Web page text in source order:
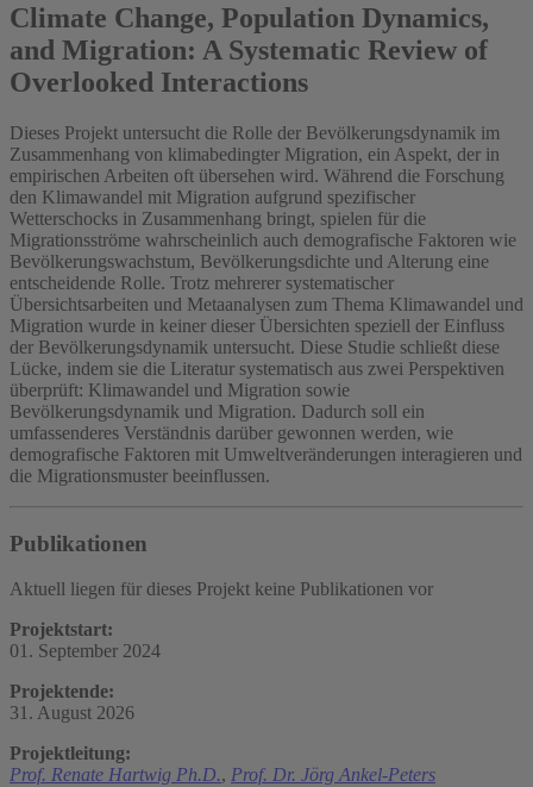
Climate Change, Population Dynamics,
and Migration: A Systematic Review of
Overlooked Interactions
Dieses Projekt untersucht die Rolle der Bevölkerungsdynamik im
Zusammenhang von klimabedingter Migration, ein Aspekt, der in
empirischen Arbeiten oft übersehen wird. Während die Forschung
den Klimawandel mit Migration aufgrund spezifischer
Wetterschocks in Zusammenhang bringt, spielen für die
Migrationsströme wahrscheinlich auch demografische Faktoren wie
Bevölkerungswachstum, Bevölkerungsdichte und Alterung eine
entscheidende Rolle. Trotz mehrerer systematischer
Übersichtsarbeiten und Metaanalysen zum Thema Klimawandel und
Migration wurde in keiner dieser Übersichten speziell der Einfluss
der Bevölkerungsdynamik untersucht. Diese Studie schließt diese
Lücke, indem sie die Literatur systematisch aus zwei Perspektiven
überprüft: Klimawandel und Migration sowie
Bevölkerungsdynamik und Migration. Dadurch soll ein
umfassenderes Verständnis darüber gewonnen werden, wie
demografische Faktoren mit Umweltveränderungen interagieren und
die Migrationsmuster beeinflussen.
Publikationen
Aktuell liegen für dieses Projekt keine Publikationen vor
Projektstart:
01. September 2024
Projektende:
31. August 2026
Projektleitung:
Prof. Renate Hartwig Ph.D., Prof. Dr. Jörg Ankel-Peters